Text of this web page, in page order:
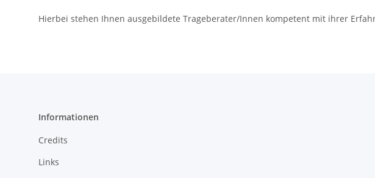
Hierbei stehen Ihnen ausgebildete Trageberater/Innen kompetent mit ihrer
Informationen
Credits
Links